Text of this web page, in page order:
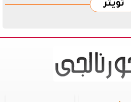
تويتر